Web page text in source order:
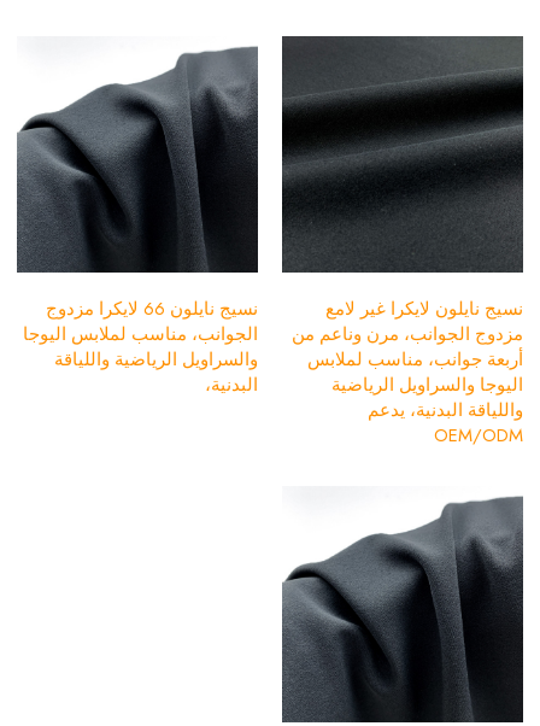
نسيج نايلون لايكرا غير لامع
مزدوج الجوانب، مرن وناعم من
أربعة جوانب، مناسب لملابس
اليوجا والسراويل الرياضية
واللياقة البدنية، يدعم
OEM/ODM
نسيج نايلون 66 لايكرا مزدوج
الجوانب، مناسب لملابس اليوجا
والسراويل الرياضية واللياقة
البدنية،